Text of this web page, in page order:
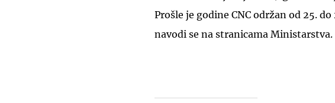
Prošle je godine CNC održan od 25.
navodi se na stranicama Ministarstva.